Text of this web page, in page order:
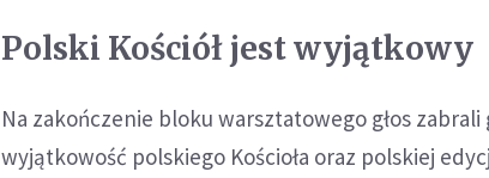
Polski Kościół jest wyjątkowy
Na zakończenie bloku warsztatowego głos zabrali
wyjątkowość polskiego Kościoła oraz polskiej